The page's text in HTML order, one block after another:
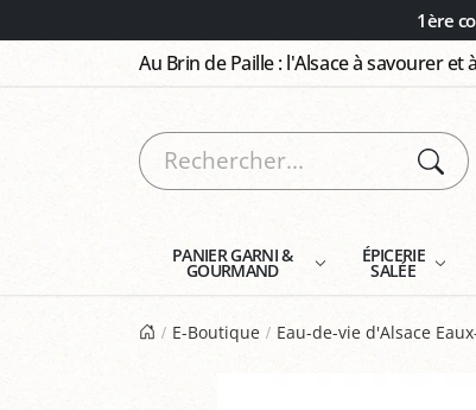
1ère
Au Brin de Paille : l'Alsace à savourer et
PANIER GARNI &
GOURMAND
ÉPICERIE
SALÉE
E-Boutique Eau-de-vie d'Alsace